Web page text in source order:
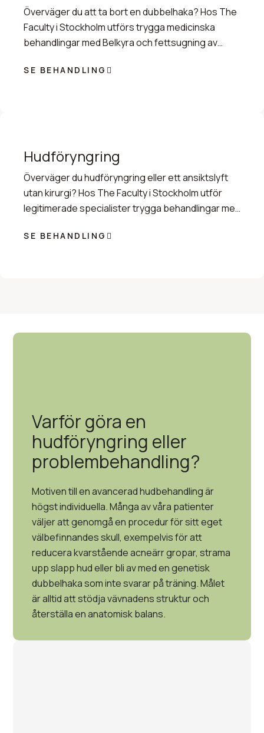
Överväger du att ta bort en dubbelhaka? Hos The
Faculty i Stockholm utförs trygga medicinska
behandlingar med Belkyra och fettsugning av
SE BEHANDLING
Hudföryngring
Överväger du hudföryngring eller ett ansiktslyft
utan kirurgi? Hos The Faculty i Stockholm utför
legitimerade specialister trygga behandlingar med
SE BEHANDLING
Varför göra en
hudföryngring eller
problembehandling?
Motiven till en avancerad hudbehandling är
högst individuella. Många av våra patienter
väljer att genomgå en procedur för sitt eget
välbefinnandes skull, exempelvis för att
reducera kvarstående acneärr gropar, strama
upp slapp hud eller bli av med en genetisk
dubbelhaka som inte svarar på träning. Målet
är alltid att stödja vävnadens struktur och
återställa en anatomisk balans.